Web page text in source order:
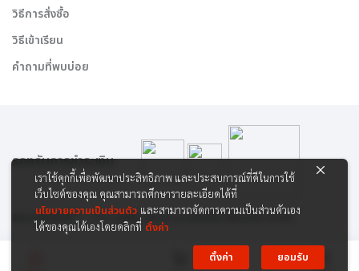
วิธีการสั่งซื้อ
วิธีเข้าเรียน
คำถามที่พบบ่อย
สงวนลิขสิทธิ์ © 2565 บริษัท สยาม เคาเซิลลิ่ง เซ็นเตอร์ จำกัด
รองรับการชำระเงิน:
เราใช้คุกกี้เพื่อพัฒนาประสิทธิภาพ และประสบการณ์ที่ดีในการใช้
เว็บไซต์ของคุณ คุณสามารถศึกษารายละเอียดได้ที่
นโยบายความเป็นส่วนตัว และสามารถจัดการความเป็นส่วนตัวเอง
ได้ของคุณได้เองโดยคลิกที่ ตั้งค่า
ตั้งค่า
ยอมรับ